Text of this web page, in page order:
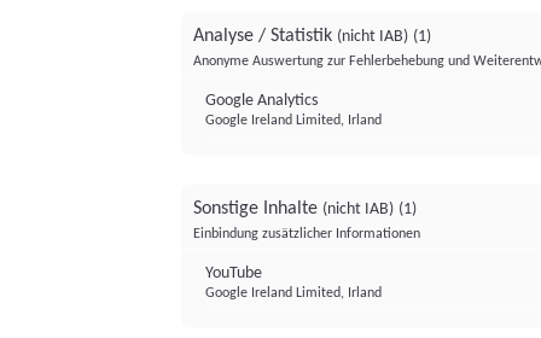
Analyse / Statistik (nicht IAB) (1)
Anonyme Auswertung zur Fehlerbehebung und
Google Analytics
Google Ireland Limited, Irland
Sonstige Inhalte (nicht IAB) (1)
Einbindung zusätzlicher Informationen
YouTube
Google Ireland Limited, Irland